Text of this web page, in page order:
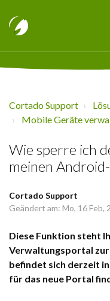
Cortado Support
Mobile Geräte
Wie sperre ich
meinen
Cortado Support
Geändert am: Mo, 16
Diese Funktion steht
Verwaltungsportal zur
befindet sich derzeit
für das neue Portal